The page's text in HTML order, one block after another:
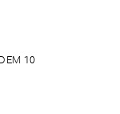
10